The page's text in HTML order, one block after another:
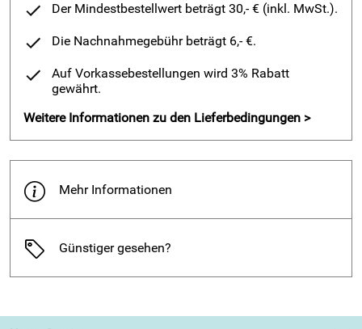
Wohlfühleffekt in einem schönen Design. Ob in der Freizeit
Raum. Die Form vom Schuh und Fußbettung ist so
entwickelt, dass trotz des größeren Freiraum ein hoher
Gehkomfort gegeben ist. Für perfekter Halt und sicheres
Auftreten. Die zwei Klettverschlüsse machen eine schnelle
und unkomplizierte Weitenregulierung möglich.Die Finn-
Plus Modelle erfüllen besondere orthopädische
Anforderungen, etwa von Rheumatikern und Diabetiker, auf
die sie besondere Rücksicht nehmen. Ideal für Menschen
mit: Hallux valgus, Hallux rigidus. deformierte Zehen,
hoher Tragekomfort
Der Mindestbestellwert beträgt 30,- € (inkl. MwSt.).
Die Nachnahmegebühr beträgt 6,- €.
Auf Vorkassebestellungen wird 3% Rabatt
gewährt.
Weitere Informationen zu den Lieferbedingungen >
Mehr Informationen
Günstiger gesehen?